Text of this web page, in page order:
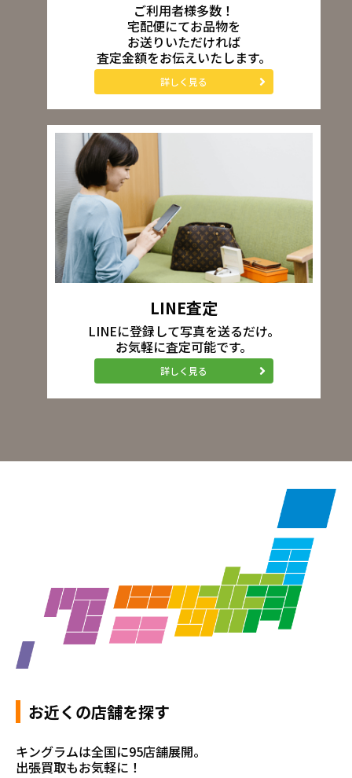
ご利用者様多数！
宅配便にてお品物を
お送りいただければ
査定金額をお伝えいたします。
詳しく見る
LINE査定
LINEに登録して写真を送るだけ。
お気軽に査定可能です。
詳しく見る
お近くの店舗を探す
キングラムは全国に95店舗展開。
出張買取もお気軽に！